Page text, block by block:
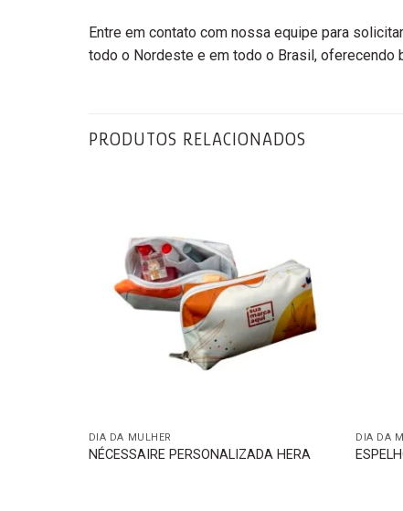
Entre em contato com nossa equipe para
todo o Nordeste e em todo o Brasil,
PRODUTOS RELACIONADOS
DIA DA MULHER
NÉCESSAIRE PERSONALIZADA HERA
DIA DA